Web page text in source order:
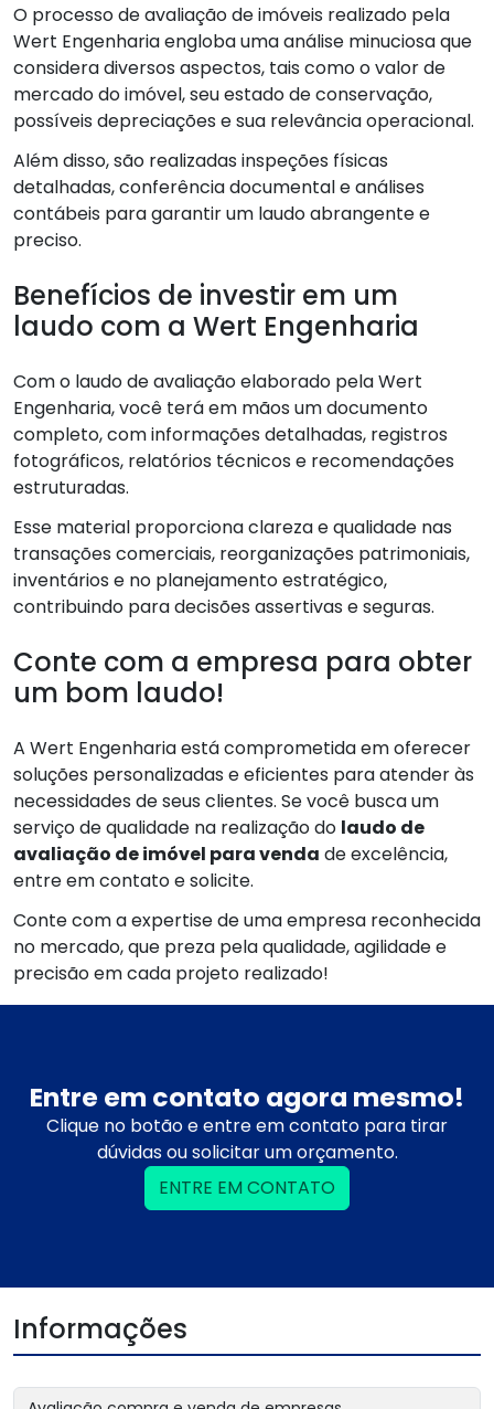
O processo de avaliação de imóveis realizado pela
Wert Engenharia engloba uma análise minuciosa que
considera diversos aspectos, tais como o valor de
mercado do imóvel, seu estado de conservação,
possíveis depreciações e sua relevância operacional.
Além disso, são realizadas inspeções físicas
detalhadas, conferência documental e análises
contábeis para garantir um laudo abrangente e
preciso.
Benefícios de investir em um
laudo com a Wert Engenharia
Com o laudo de avaliação elaborado pela Wert
Engenharia, você terá em mãos um documento
completo, com informações detalhadas, registros
fotográficos, relatórios técnicos e recomendações
estruturadas.
Esse material proporciona clareza e qualidade nas
transações comerciais, reorganizações patrimoniais,
inventários e no planejamento estratégico,
contribuindo para decisões assertivas e seguras.
Conte com a empresa para obter
um bom laudo!
A Wert Engenharia está comprometida em oferecer
soluções personalizadas e eficientes para atender às
necessidades de seus clientes. Se você busca um
serviço de qualidade na realização do laudo de
avaliação de imóvel para venda de excelência,
entre em contato e solicite.
Conte com a expertise de uma empresa reconhecida
no mercado, que preza pela qualidade, agilidade e
precisão em cada projeto realizado!
Entre em contato agora mesmo!
Clique no botão e entre em contato para tirar
dúvidas ou solicitar um orçamento.
ENTRE EM CONTATO
Informações